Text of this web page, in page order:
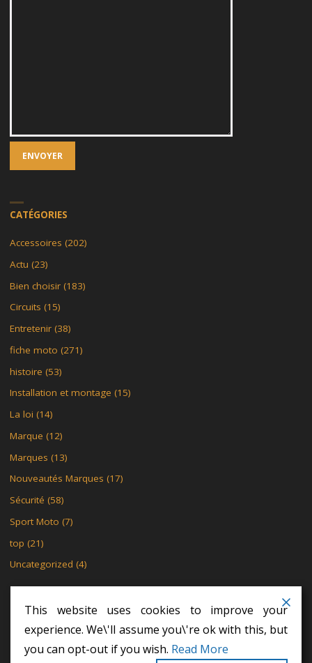
CATÉGORIES
Accessoires (202)
Actu (23)
Bien choisir(183)
Circuits (15)
Entretenir(38)
fiche moto (271)
histoire (53)
Installation et montage (15)
La loi (14)
Marque (12)
Marques (13)
Nouveautés Marques (17)
Sécurité (58)
Sport Moto (7)
top (21)
Uncategorized (4)
MENTIONS LÉGALES
POLITIQUE DE CONFIDENTIALITÉ
POLITIQUE DE CONFIDENTIALITÉ
This website uses cookies to improve your
experience. We\'ll assume you\'re ok with this, but
you can opt-out if you wish. Read More